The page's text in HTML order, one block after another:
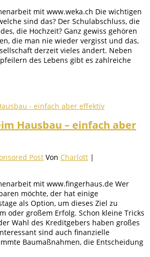
mit www.weka.ch Die wichtigen
sind das? Der Schulabschluss, die
die Hochzeit? Ganz gewiss gehören
die man nie wieder vergisst und das,
derzeit vieles ändert. Neben
des Lebens gibt es zahlreiche
Hausbau – einfach aber
Post Von Charlott |
mit www.fingerhaus.de Wer
möchte, der hat einige
als Option, um dieses Ziel zu
oder großem Erfolg. Schon kleine Tricks
Wahl des Kreditgebers haben großes
sind auch finanzielle
Baumaßnahmen, die Entscheidung